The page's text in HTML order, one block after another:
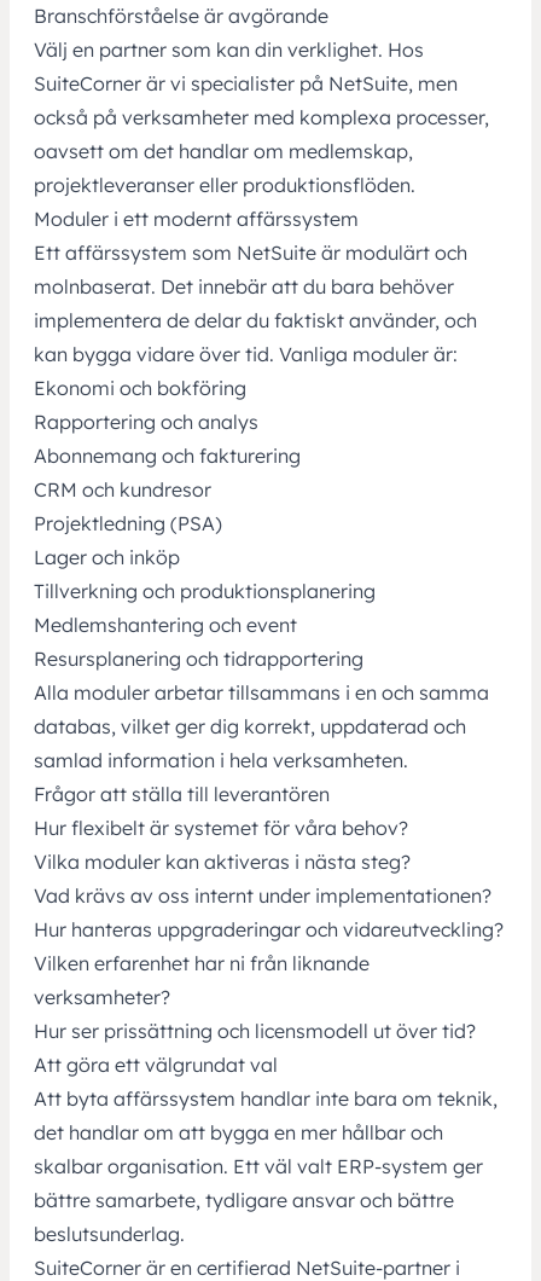
Branschförståelse är avgörande
Välj en partner som kan din verklighet. Hos
SuiteCorner är vi specialister på NetSuite, men
också på verksamheter med komplexa processer,
oavsett om det handlar om medlemskap,
projektleveranser eller produktionsflöden.
Moduler i ett modernt affärssystem
Ett affärssystem som NetSuite är modulärt och
molnbaserat. Det innebär att du bara behöver
implementera de delar du faktiskt använder, och
kan bygga vidare över tid. Vanliga moduler är:
Ekonomi och bokföring
Rapportering och analys
Abonnemang och fakturering
CRM och kundresor
Projektledning (PSA)
Lager och inköp
Tillverkning och produktionsplanering
Medlemshantering och event
Resursplanering och tidrapportering
Alla moduler arbetar tillsammans i en och samma
databas, vilket ger dig korrekt, uppdaterad och
samlad information i hela verksamheten.
Frågor att ställa till leverantören
Hur flexibelt är systemet för våra behov?
Vilka moduler kan aktiveras i nästa steg?
Vad krävs av oss internt under implementationen?
Hur hanteras uppgraderingar och vidareutveckling?
Vilken erfarenhet har ni från liknande
verksamheter?
Hur ser prissättning och licensmodell ut över tid?
Att göra ett välgrundat val
Att byta affärssystem handlar inte bara om teknik,
det handlar om att bygga en mer hållbar och
skalbar organisation. Ett väl valt ERP-system ger
bättre samarbete, tydligare ansvar och bättre
beslutsunderlag.
SuiteCorner är en certifierad NetSuite-partner i